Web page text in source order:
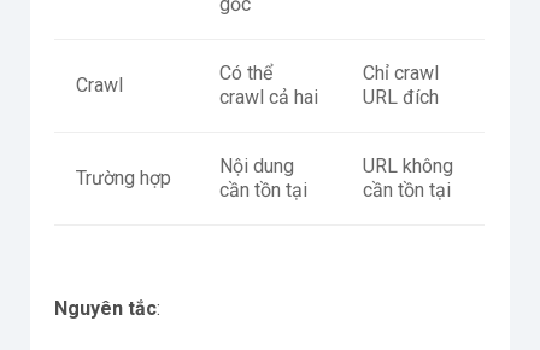
Crawl
Có thể
crawl cả hai
Chỉ crawl
URL đích
Trường hợp
Nội dung
cần tồn tại
URL không
cần tồn tại
Nguyên tắc: